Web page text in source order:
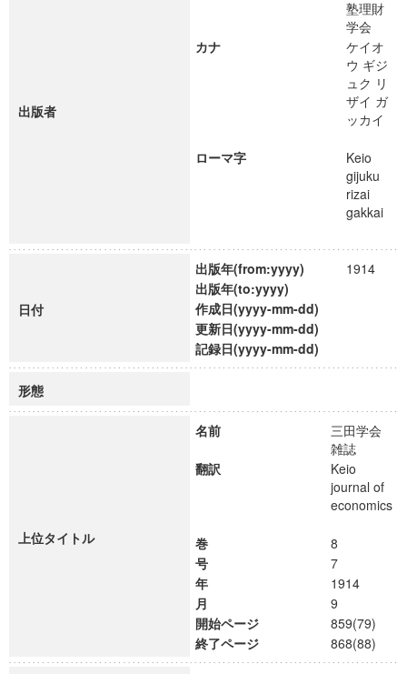
出版者
塾理財
学会
カナ
ケイオ
ウ ギジ
ュク リ
ザイ ガ
ッカイ
ローマ字
Keio
gijuku
rizai
gakkai
日付
出版年(from:yyyy)
1914
出版年(to:yyyy)
作成日(yyyy-mm-dd)
更新日(yyyy-mm-dd)
記録日(yyyy-mm-dd)
形態
上位タイトル
名前
三田学会
雑誌
翻訳
Keio
journal of
economics
巻
8
号
7
年
1914
月
9
開始ページ
859(79)
終了ページ
868(88)